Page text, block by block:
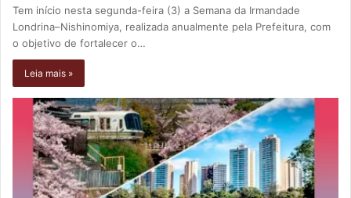
Tem início nesta segunda-feira (3) a Semana da Irmandade
Londrina–Nishinomiya, realizada anualmente pela Prefeitura, com
o objetivo de fortalecer o…
Leia mais »